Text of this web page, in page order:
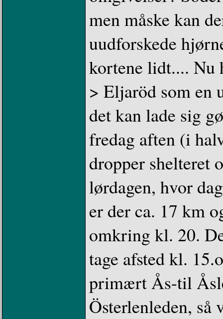
men måske kan
uudforskede
kortene lidt.... Nu
> Eljaröd som en
det kan lade sig
fredag aften (i
dropper shelteret
lørdagen, hvor
er der ca. 17 km
omkring kl. 20.
tage afsted kl.
primært Ås-til
Österlenleden,